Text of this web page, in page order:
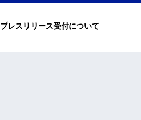
プレスリリース受付について